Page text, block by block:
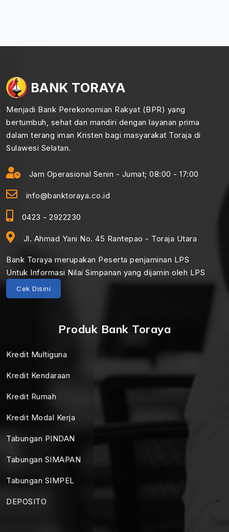
BANK TORAYA
Menjadi Bank Perekonomian Rakyat (BPR) yang
bertumbuh, sehat dan mandiri dengan layanan prima
dalam terang iman Kristen bagi masyarakat Toraja di
Sulawesi Selatan.
Jam Operasional Senin - Jumat; 08:00 - 17:00
info@banktoraya.co.id
0423 - 2922230
Jl. Ahmad Yani No. 45 Rantepao - Toraja Utara
Bank Toraya merupakan Peserta penjaminan LPS
Untuk Informasi Nilai Simpanan yang dijamin oleh LPS
Cek Disini
Produk Bank Toraya
Kredit Multiguna
Kredit Kendaraan
Kredit Rumah
Kredit Modal Kerja
Tabungan PINDAN
Tabungan SIMAPAN
Tabungan SIMPEL
DEPOSITO